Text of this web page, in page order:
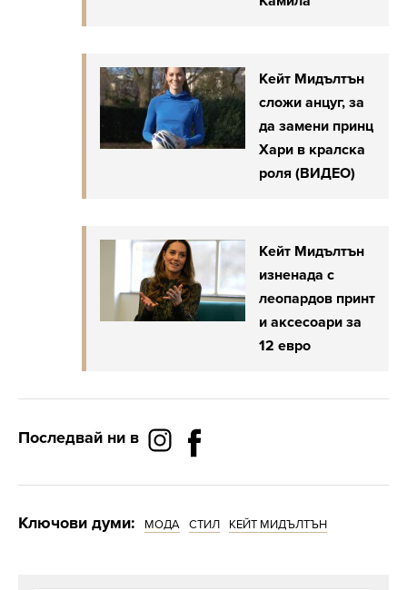
Кейт Мидълтън
сложи анцуг, за
да замени принц
Хари в кралска
роля (ВИДЕО)
Кейт Мидълтън
изненада с
леопардов принт
и аксесоари за
12 евро
Последвай ни в
Ключови думи: МОДА СТИЛ КЕЙТ МИДЪЛТЪН